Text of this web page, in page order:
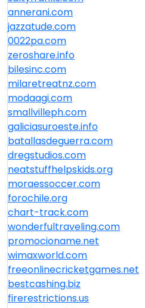
annerani.com
jazzatude.com
0022pa.com
zeroshare.info
bilesinc.com
milaretreatnz.com
modaagi.com
smallvilleph.com
galiciasuroeste.info
batallasdeguerra.com
dregstudios.com
neatstuffhelpskids.org
moraessoccer.com
forochile.org
chart-track.com
wonderfultraveling.com
promocioname.net
wimaxworld.com
freeonlinecricketgames.net
bestcashing.biz
firerestrictions.us